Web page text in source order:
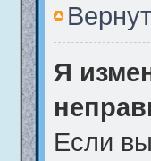
Я
Если